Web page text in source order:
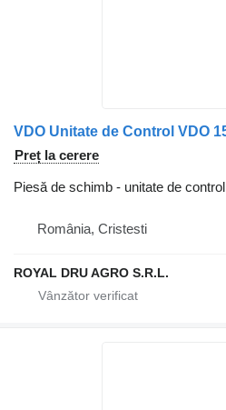
Preț la cerere
Piesă de schimb - unitate de control
România, Cristesti
ROYAL DRU AGRO S.R.L.